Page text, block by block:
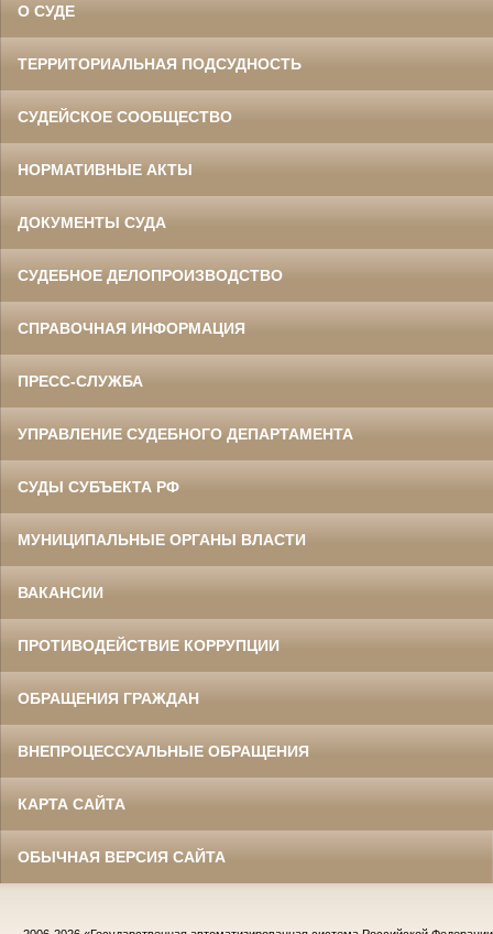
О СУДЕ
ТЕРРИТОРИАЛЬНАЯ ПОДСУДНОСТЬ
СУДЕЙСКОЕ СООБЩЕСТВО
НОРМАТИВНЫЕ АКТЫ
ДОКУМЕНТЫ СУДА
СУДЕБНОЕ ДЕЛОПРОИЗВОДСТВО
СПРАВОЧНАЯ ИНФОРМАЦИЯ
ПРЕСС-СЛУЖБА
УПРАВЛЕНИЕ СУДЕБНОГО ДЕПАРТАМЕНТА
СУДЫ СУБЪЕКТА РФ
МУНИЦИПАЛЬНЫЕ ОРГАНЫ ВЛАСТИ
ВАКАНСИИ
ПРОТИВОДЕЙСТВИЕ КОРРУПЦИИ
ОБРАЩЕНИЯ ГРАЖДАН
ВНЕПРОЦЕССУАЛЬНЫЕ ОБРАЩЕНИЯ
КАРТА САЙТА
ОБЫЧНАЯ ВЕРСИЯ САЙТА